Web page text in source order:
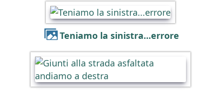
Teniamo la sinistra...errore